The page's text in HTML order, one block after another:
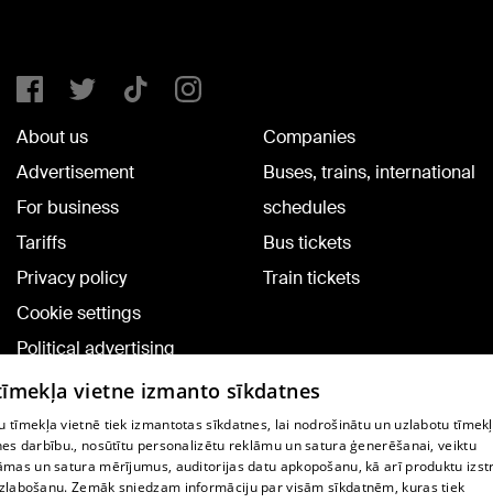
About us
Advertisement
For business
Tariffs
Privacy policy
Cookie settings
Political advertising
Cookie policy
Commenting terms
Companies
Buses, trains, international
schedules
Bus tickets
Train tickets
TV program
vietne izmanto sīkdatnes
tīmekļa vietnē tiek izmantotas sīkdatnes, lai nodrošinātu un uzlabotu
darbību., nosūtītu personalizētu reklāmu un satura ģenerēšanai, veiktu
un satura mērījumus, auditorijas datu apkopošanu, kā arī produktu
Zemāk sniedzam informāciju par visām sīkdatnēm, kuras tiek